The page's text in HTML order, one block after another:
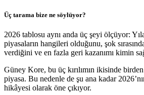
Üç tarama bize ne söylüyor?
2026 tablosu aynı anda üç şeyi ölçüyor:
piyasaların hangileri olduğunu, şok
verdiğini ve en fazla geri kazanımı kimin
Güney Kore, bu üç kırılımın ikisinde
piyasa. Bu nedenle de şu ana kadar
hikâyesi olarak öne çıkıyor.